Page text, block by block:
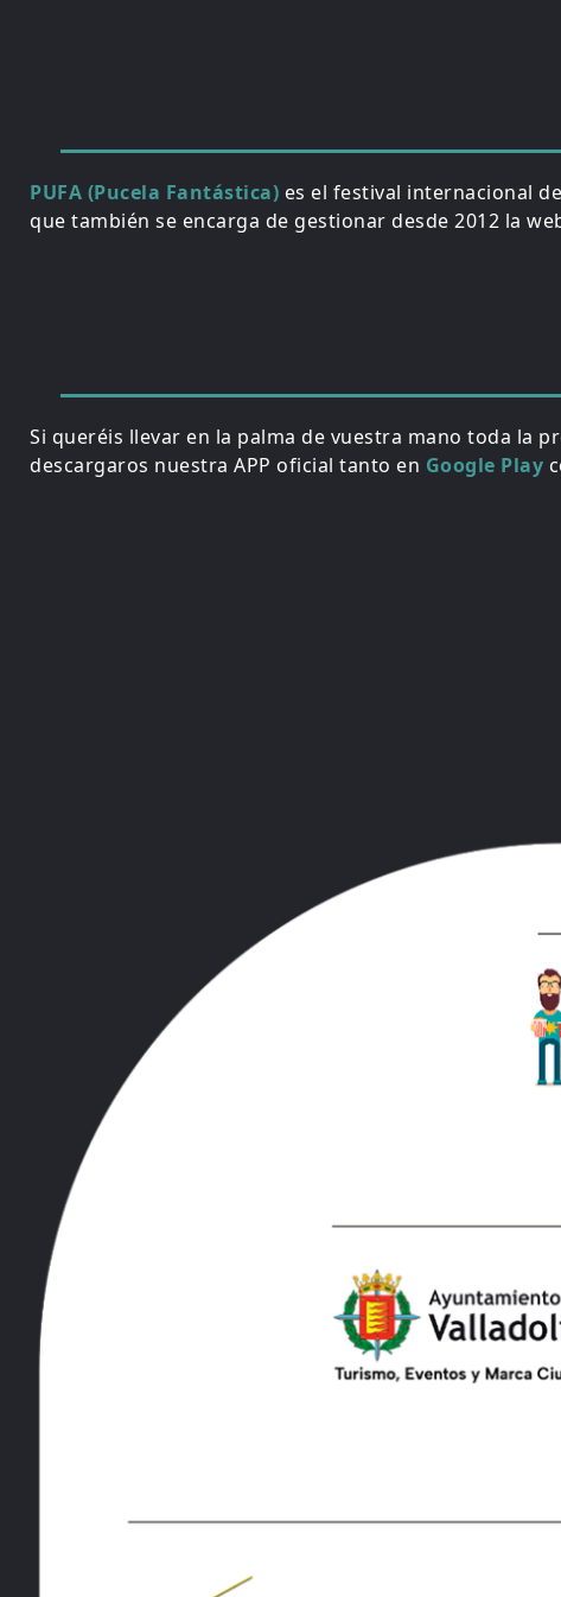
PUFA (Pucela Fantástica) es el festival internacional
que también se encarga de gestionar desde 2012 la
Si queréis llevar en la palma de vuestra mano toda la
descargaros nuestra APP oficial tanto en Google Play